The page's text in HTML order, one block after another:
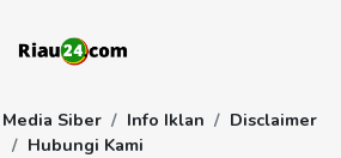
Siber Info Iklan
Disclaimer
Hubungi Kami